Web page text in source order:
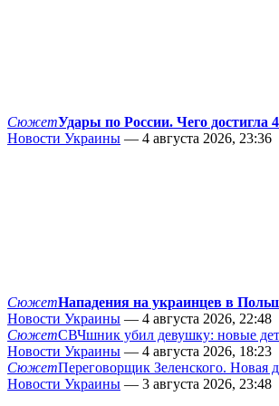
СюжетУдары по России. Чего достигла
Новости Украины — 4 августа 2026, 23:36
СюжетНападения на украинцев в
Новости Украины — 4 августа 2026, 22:48
СюжетСВЧшник убил девушку: новые
Новости Украины — 4 августа 2026, 18:23
СюжетПереговорщик Зеленского. Новая
Новости Украины — 3 августа 2026, 23:48